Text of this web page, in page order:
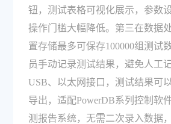
钮，测试表格可视化展示，参数
操作门槛大幅降低。第三在数据
置存储最多可保存100000组测试
员手动记录测试结果，避免人工
USB、以太网接口，测试结果可
导出，适配PowerDB系列控制软
测报告系统，无需二次录入数据